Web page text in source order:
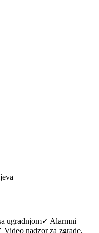
ugradnjom✓ Alarmni
nadzor za zgrade,